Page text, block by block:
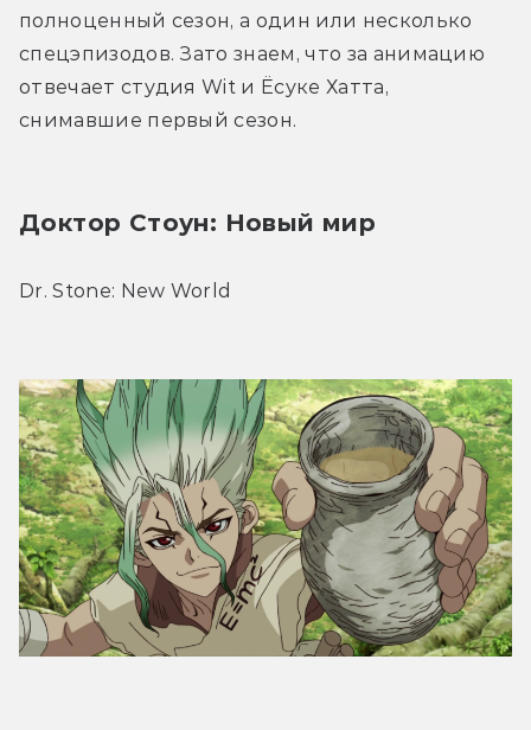
полноценный сезон, а один или несколько
спецэпизодов. Зато знаем, что за анимацию
отвечает студия Wit и Ёсуке Хатта,
снимавшие первый сезон.
Доктор Стоун: Новый мир
Dr. Stone: New World